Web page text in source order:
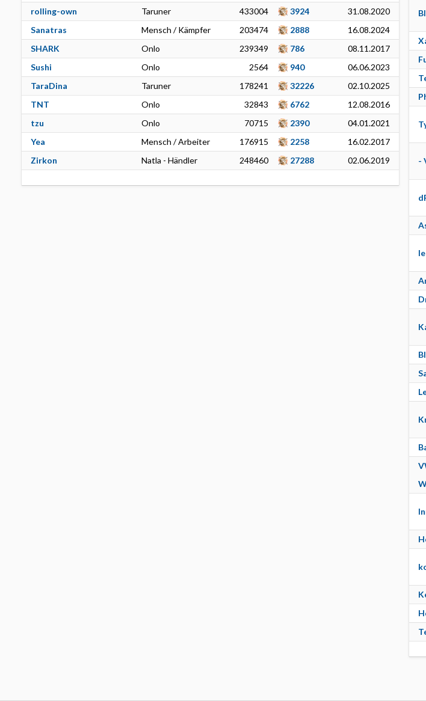
rolling-own
Taruner 433004 3924
31.08.2020
Sanatras
Mensch / Kämpfer 203474 2888
16.08.2024
SHARK
Onlo 239349 786
08.11.2017
Sushi
Onlo 2564 940
06.06.2023
TaraDina
Taruner 178241 32226
02.10.2025
TNT
Onlo 32843 6762
12.08.2016
tzu
Onlo 70715 2390
04.01.2021
Yea
Mensch / Arbeiter 176915 2258
16.02.2017
Zirkon
Natla - Händler 248460 27288 02.06.2019 -